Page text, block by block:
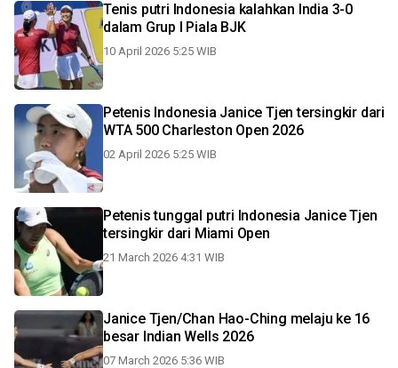
Tenis putri Indonesia kalahkan India 3-0
dalam Grup I Piala BJK
10 April 2026 5:25 WIB
Petenis Indonesia Janice Tjen tersingkir dari
WTA 500 Charleston Open 2026
02 April 2026 5:25 WIB
Petenis tunggal putri Indonesia Janice Tjen
tersingkir dari Miami Open
21 March 2026 4:31 WIB
Janice Tjen/Chan Hao-Ching melaju ke 16
besar Indian Wells 2026
07 March 2026 5:36 WIB